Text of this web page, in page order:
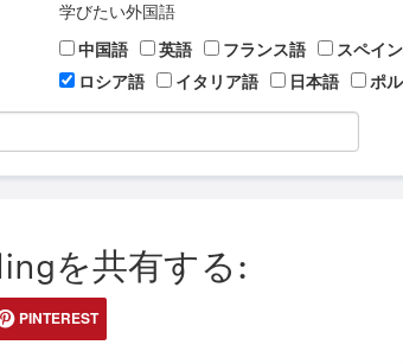
学びたい外国語
中国語
英語 フランス語 スペイ
ロシア語
イタリア語 日本語 ポ
を共有する:
PINTEREST